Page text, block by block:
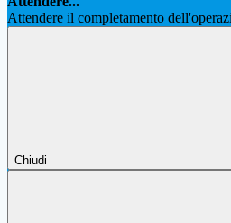
Attendere il completamento
Chiudi